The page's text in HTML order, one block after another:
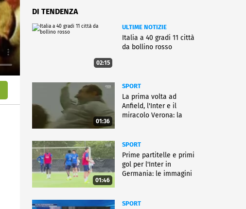
DI TENDENZA
02:15
ULTIME NOTIZIE
Italia a 40 gradi 11 città
da bollino rosso
01:36
SPORT
La prima volta ad
Anfield, l'Inter e il
miracolo Verona: la
01:46
SPORT
Prime partitelle e primi
gol per l'Inter in
Germania: le immagini
SPORT